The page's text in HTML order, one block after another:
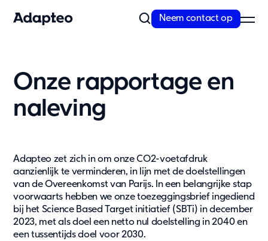
Kiezen voor modulair bouwen
Met meer dan 30 jaar expertise en marktleiderschap in Noord-
Europa hebben we een ongeëvenaarde...
Ons aanbod
Space as a service
Huren
Aanpasbare modulaire units
Enkele units
Neem contact op
Onze rapportage en
naleving
Adapteo zet zich in om onze CO2-voetafdruk
aanzienlijk te verminderen, in lijn met de doelstellingen
van de Overeenkomst van Parijs. In een belangrijke stap
voorwaarts hebben we onze toezeggingsbrief ingediend
bij het Science Based Target initiatief (SBTi) in december
2023, met als doel een netto nul doelstelling in 2040 en
een tussentijds doel voor 2030.